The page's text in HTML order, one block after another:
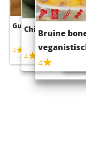
Guacamole
4
Chili con carne
4
Bruine
4